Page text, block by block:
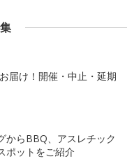
届け！開催・中止・延期
からBBQ、アスレチック
ポットをご紹介